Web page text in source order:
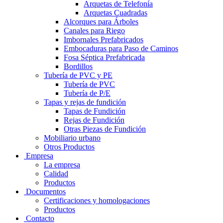
Arquetas de Telefonía
Arquetas Cuadradas
Alcorques para Árboles
Canales para Riego
Imbornales Prefabricados
Embocaduras para Paso de Caminos
Fosa Séptica Prefabricada
Bordillos
Tubería de PVC y PE
Tubería de PVC
Tubería de P/E
Tapas y rejas de fundición
Tapas de Fundición
Rejas de Fundición
Otras Piezas de Fundición
Mobiliario urbano
Otros Productos
Empresa
La empresa
Calidad
Productos
Documentos
Certificaciones y homologaciones
Productos
Contacto